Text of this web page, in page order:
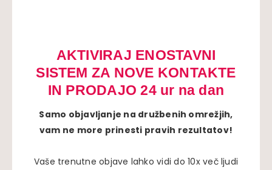
AKTIVIRAJ ENOSTAVNI
SISTEM ZA NOVE KONTAKTE
IN PRODAJO 24 ur na dan
Samo objavljanje na družbenih omrežjih,
vam ne more prinesti pravih rezultatov!
Vaše trenutne objave lahko vidi do 10x več ljudi